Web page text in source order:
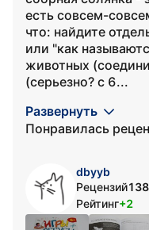
есть совсем-
что: найдите
или "как
животных
(серьезно? с 6...
Развернуть
Понравилась
dbyyb
Рецензий
Рейтинг+2